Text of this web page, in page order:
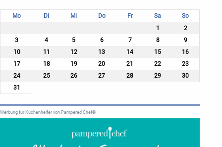
Mo Di Mi Do Fr Sa
So
1
2
3
4 5 6 7 8
9
10
11 12 13 14 15
16
17
18 19 20 21 22
23
24
25 26 27 28 29
30
31
Werbung für Küchenhelfer von Pampered Chef®